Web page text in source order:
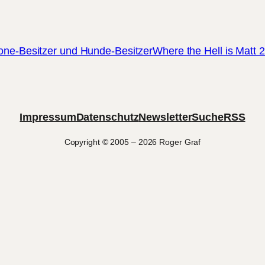
Besitzer und Hunde-BesitzerWhere the Hell is Matt
ImpressumDatenschutzNewsletterSucheRSS
Copyright © 2005 – 2026 Roger Graf